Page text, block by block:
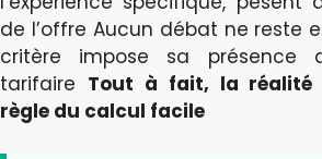
de l’offre Aucun débat ne reste
critère impose sa présence
tarifaire Tout à fait, la réalité
règle du calcul facile